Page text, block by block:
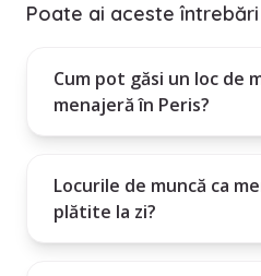
Poate ai aceste întrebări
Cum pot găsi un loc de
menajeră în Peris?
Locurile de muncă ca
plătite la zi?